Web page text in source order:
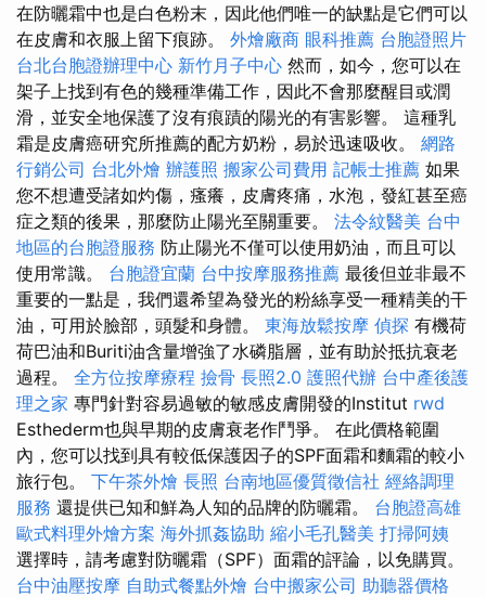
在防曬霜中也是白色粉末，因此他們唯一的缺點是它們可以
在皮膚和衣服上留下痕跡。 外燴廠商 眼科推薦 台胞證照片
台北台胞證辦理中心 新竹月子中心 然而，如今，您可以在
架子上找到有色的幾種準備工作，因此不會那麼醒目或潤
滑，並安全地保護了沒有痕蹟的陽光的有害影響。 這種乳
霜是皮膚癌研究所推薦的配方奶粉，易於迅速吸收。 網路
行銷公司 台北外燴 辦護照 搬家公司費用 記帳士推薦 如果
您不想遭受諸如灼傷，瘙癢，皮膚疼痛，水泡，發紅甚至癌
症之類的後果，那麼防止陽光至關重要。 法令紋醫美 台中
地區的台胞證服務 防止陽光不僅可以使用奶油，而且可以
使用常識。 台胞證宜蘭 台中按摩服務推薦 最後但並非最不
重要的一點是，我們還希望為發光的粉絲享受一種精美的干
油，可用於臉部，頭髮和身體。 東海放鬆按摩 偵探 有機荷
荷巴油和Buriti油含量增強了水磷脂層，並有助於抵抗衰老
過程。 全方位按摩療程 撿骨 長照2.0 護照代辦 台中產後護
理之家 專門針對容易過敏的敏感皮膚開發的Institut rwd
Esthederm也與早期的皮膚衰老作鬥爭。 在此價格範圍
內，您可以找到具有較低保護因子的SPF面霜和麵霜的較小
旅行包。 下午茶外燴 長照 台南地區優質徵信社 經絡調理
服務 還提供已知和鮮為人知的品牌的防曬霜。 台胞證高雄
歐式料理外燴方案 海外抓姦協助 縮小毛孔醫美 打掃阿姨
選擇時，請考慮對防曬霜（SPF）面霜的評論，以免購買。
台中油壓按摩 自助式餐點外燴 台中搬家公司 助聽器價格